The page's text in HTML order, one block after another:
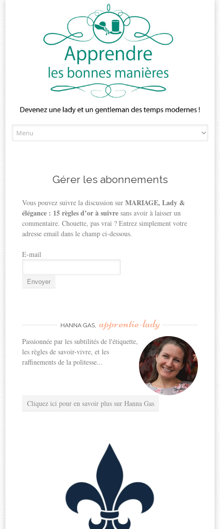
to
Gérer les abonnements
Vous pouvez suivre la discussion surMARIAGE, Lady &
élégance : 15 règles d’or à suivre sans avoir à laisser un
commentaire. Chouette, pas vrai ? Entrez simplement votre
adresse email dans le champ ci-dessous.
E-mail
HANNA GAS, apprentie-lady
Passionnée par les subtilités de l'étiquette,
les règles de savoir-vivre, et les
raffinements de la politesse...
Cliquez ici pour en savoir plus sur Hanna Gas